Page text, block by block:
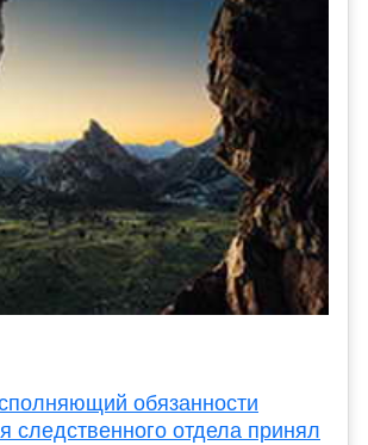
обязанности
следственного отдела принял